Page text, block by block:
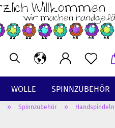
WOLLE SPINNZUBEHÖR
» Spinnzubehör » Handspindeln